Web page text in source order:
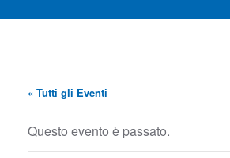
« Tutti gli Eventi
Questo evento è passato.